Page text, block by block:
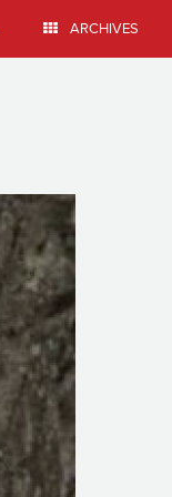
ARCHIVES